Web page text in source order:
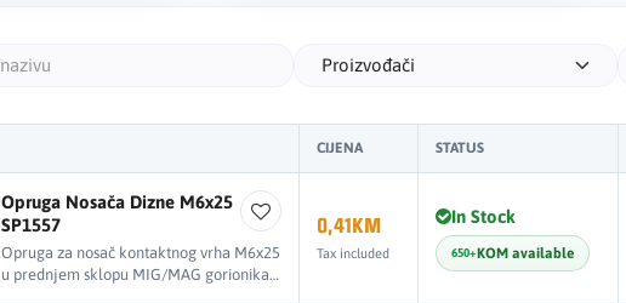
Proizvođači
CIJENA STATUS
Opruga Nosača Dizne M6x25
SP1557
Opruga za nosač kontaktnog vrha M6x25
u prednjem sklopu MIG/MAG gorionika
0,41KM
Tax included
In Stock
650+KOM available